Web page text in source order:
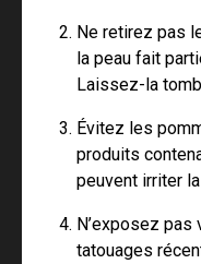
Ne retirez pas
la peau fait
Laissez-la
Évitez les
produits
peuvent irriter
N’exposez pas
tatouages